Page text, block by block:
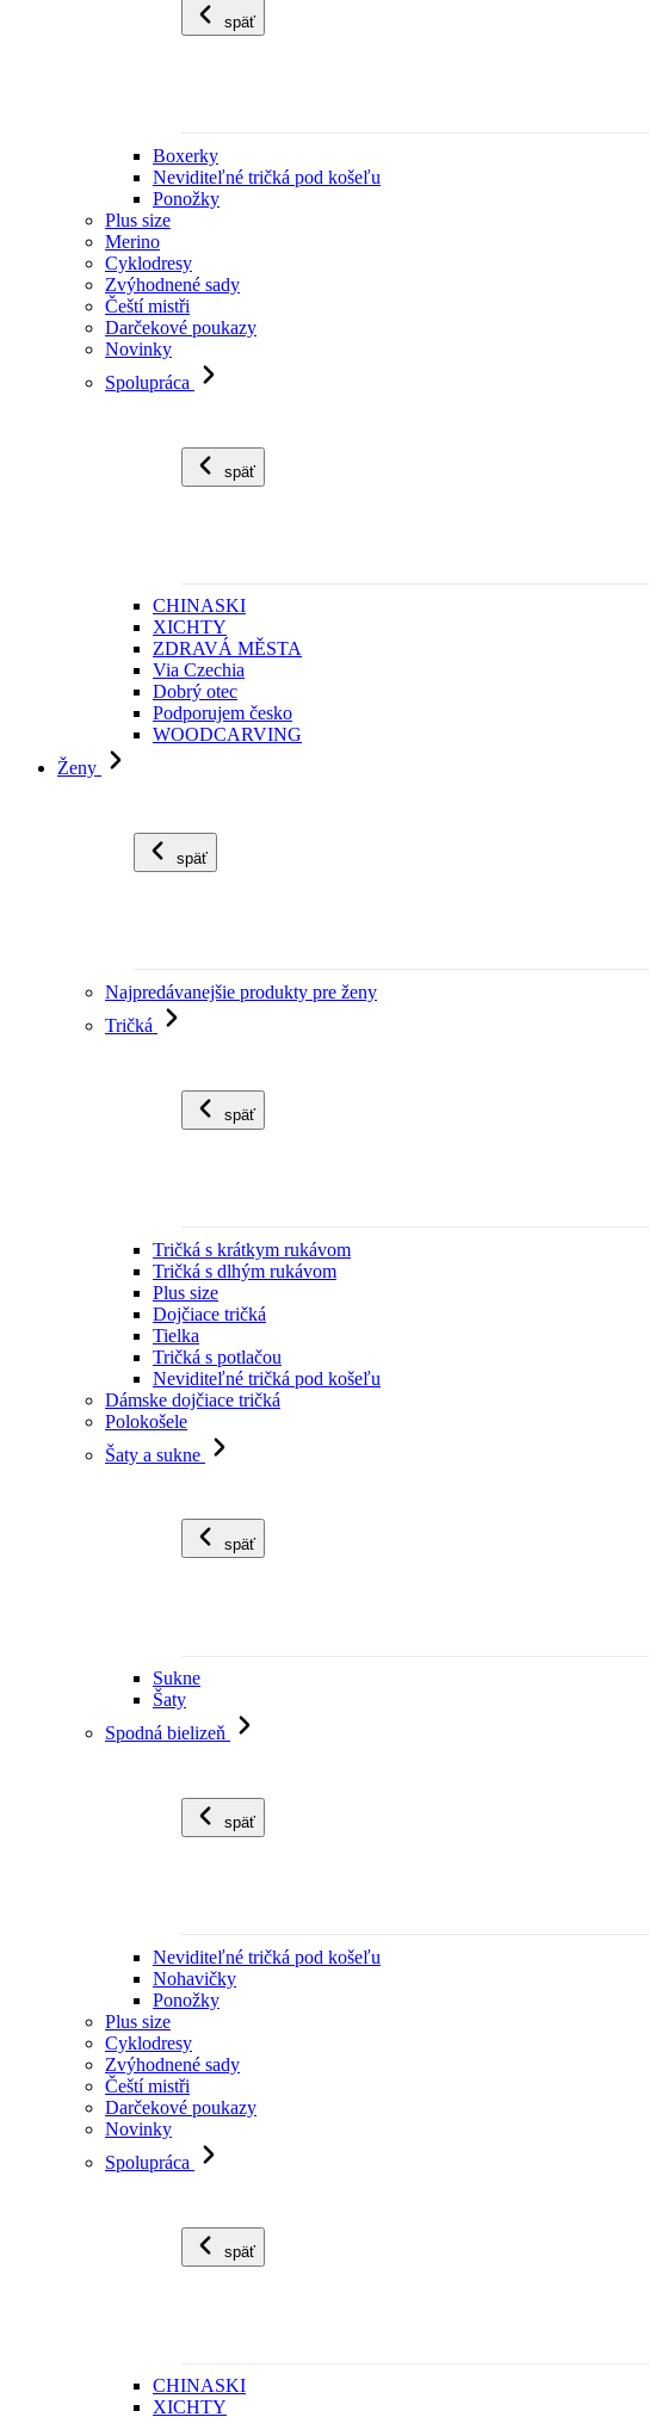
späť
Boxerky
Neviditeľné tričká pod košeľu
Ponožky
Plus size
Merino
Cyklodresy
Zvýhodnené sady
Čeští mistři
Darčekové poukazy
Novinky
Spolupráca
späť
CHINASKI
XICHTY
ZDRAVÁ MĚSTA
Via Czechia
Dobrý otec
Podporujem česko
WOODCARVING
Ženy
späť
Najpredávanejšie produkty pre ženy
Tričká
späť
Tričká s krátkym rukávom
Tričká s dlhým rukávom
Plus size
Dojčiace tričká
Tielka
Tričká s potlačou
Neviditeľné tričká pod košeľu
Dámske dojčiace tričká
Polokošele
Šaty a sukne
späť
Sukne
Šaty
Spodná bielizeň
späť
Neviditeľné tričká pod košeľu
Nohavičky
Ponožky
Plus size
Cyklodresy
Zvýhodnené sady
Čeští mistři
Darčekové poukazy
Novinky
Spolupráca
späť
CHINASKI
XICHTY